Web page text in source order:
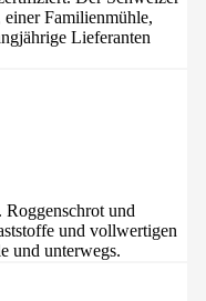
Familienmühle,
Lieferanten
und
und vollwertigen
und unterwegs.